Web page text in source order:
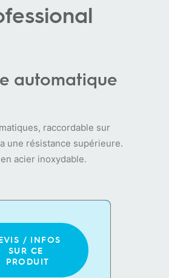
automatique
raccordable sur
une résistance supérieure.
acier inoxydable.
/ INFOS
SUR CE
PRODUIT